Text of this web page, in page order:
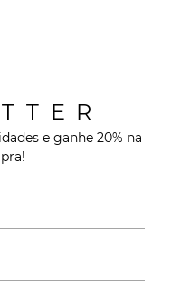
e ganhe 20% na